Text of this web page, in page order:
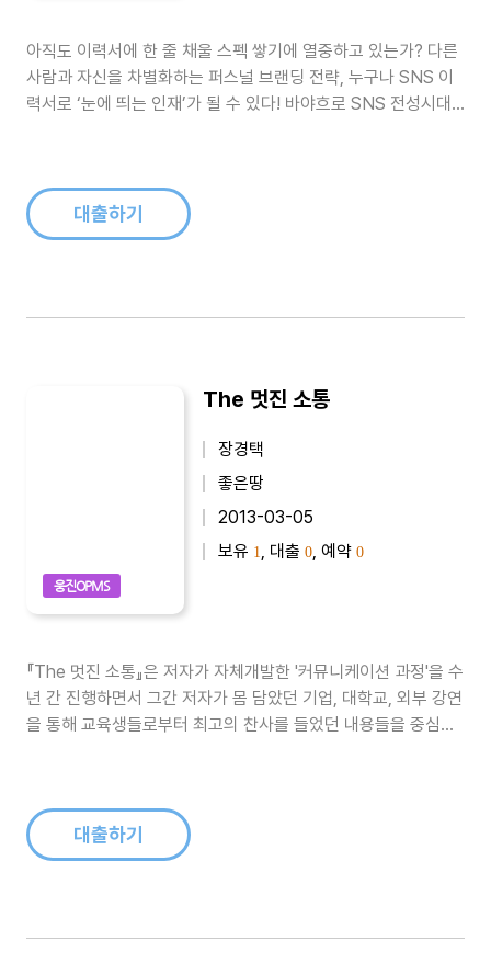
아직도 이력서에 한 줄 채울 스펙 쌓기에 열중하고 있는가? 다른
사람과 자신을 차별화하는 퍼스널 브랜딩 전략, 누구나 SNS 이
력서로 ‘눈에 띄는 인재’가 될 수 있다! 바야흐로 SNS 전성시대
상황..
대출하기
웅진OPMS
The 멋진 소통
장경택
좋은땅
2013-03-05
보유 1 , 대출 0 , 예약 0
『The 멋진 소통』은 저자가 자체개발한 '커뮤니케이션 과정'을 수
년 간 진행하면서 그간 저자가 몸 담았던 기업, 대학교, 외부 강연
을 통해 교육생들로부터 최고의 찬사를 들었던 내용들을 중심으
과제이고 그..
대출하기